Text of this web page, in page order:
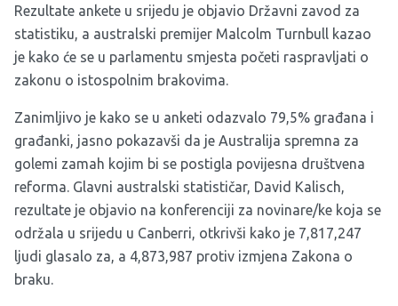
Rezultate ankete u srijedu je objavio Državni zavod za
statistiku, a australski premijer Malcolm Turnbull kazao
je kako će se u parlamentu smjesta početi raspravljati o
zakonu o istospolnim brakovima.
Zanimljivo je kako se u anketi odazvalo 79,5% građana i
građanki, jasno pokazavši da je Australija spremna za
golemi zamah kojim bi se postigla povijesna društvena
reforma. Glavni australski statističar, David Kalisch,
rezultate je objavio na konferenciji za novinare/ke koja se
održala u srijedu u Canberri, otkrivši kako je 7,817,247
ljudi glasalo za, a 4,873,987 protiv izmjena Zakona o
braku.